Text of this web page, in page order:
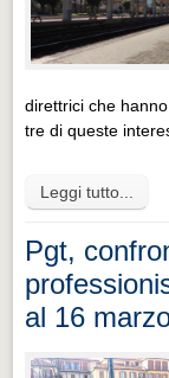
direttrici che
tre di queste
Leggi tutto...
Pgt,
al 16